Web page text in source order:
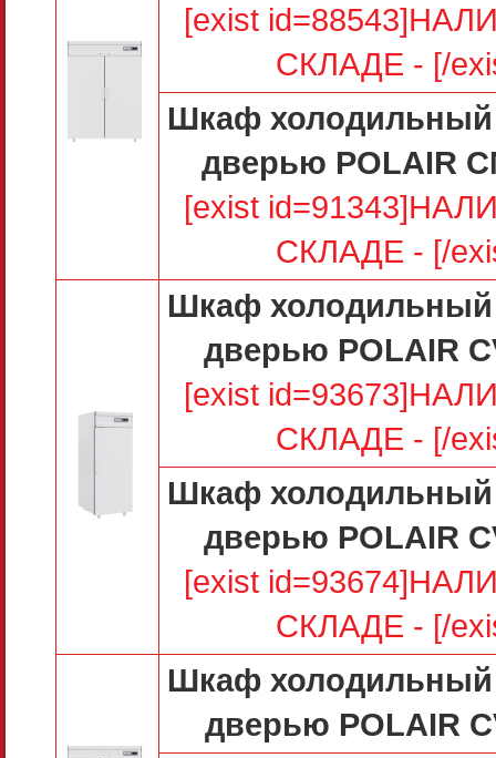
[exist
СКЛАДЕ - [/
Шкаф холодильный
дверью POLAIR
[exist
СКЛАДЕ - [/
Шкаф холодильный
дверью POLAIR
[exist
СКЛАДЕ - [/
Шкаф холодильный
дверью POLAIR
[exist
СКЛАДЕ - [/
Шкаф холодильный
дверью POLAIR